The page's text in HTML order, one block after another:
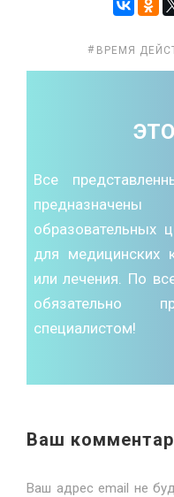
ВРЕМЯ
Все
образовательных
для медицинских
или лечения. По
обязательно
специалистом!
Ваш
Ваш адрес email не